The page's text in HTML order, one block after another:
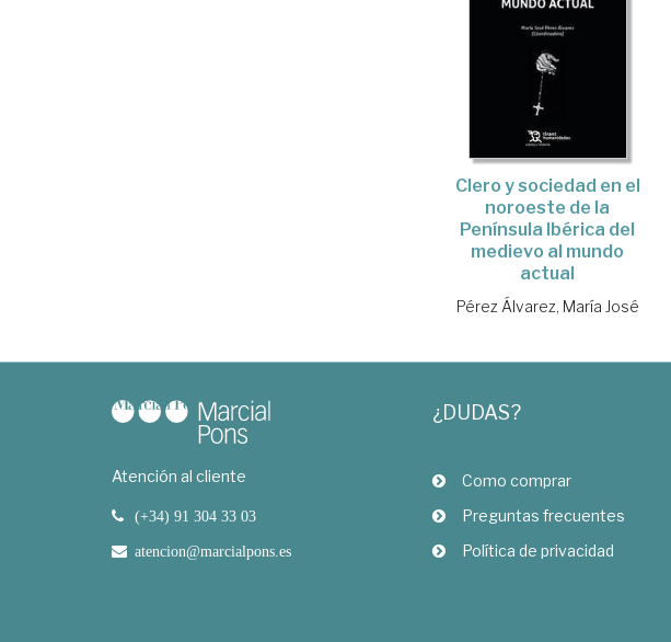
Clero y sociedad en el
noroeste de la
Península Ibérica del
medievo al mundo
actual
Pérez Álvarez, María José
Atención al cliente
(+34) 91 304 33 03
atencion@marcialpons.es
¿DUDAS?
Como comprar
Preguntas frecuentes
Política de privacidad